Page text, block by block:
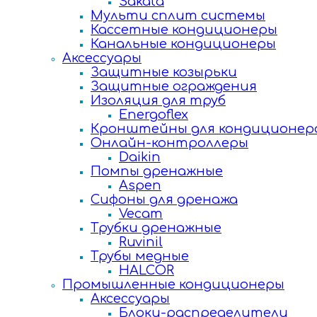
Мульти сплит системы
Кассетные кондиционеры
Канальные кондиционеры
Аксессуары
Защитные козырьки
Защитные ограждения
Изоляция для труб
Energoflex
Кронштейны для
Онлайн-контроллеры
Daikin
Помпы дренажные
Aspen
Сифоны для дренажа
Vecam
Трубки дренажные
Ruvinil
Трубы медные
HALCOR
Промышленные кондиционеры
Аксессуары
Блоки-распределители